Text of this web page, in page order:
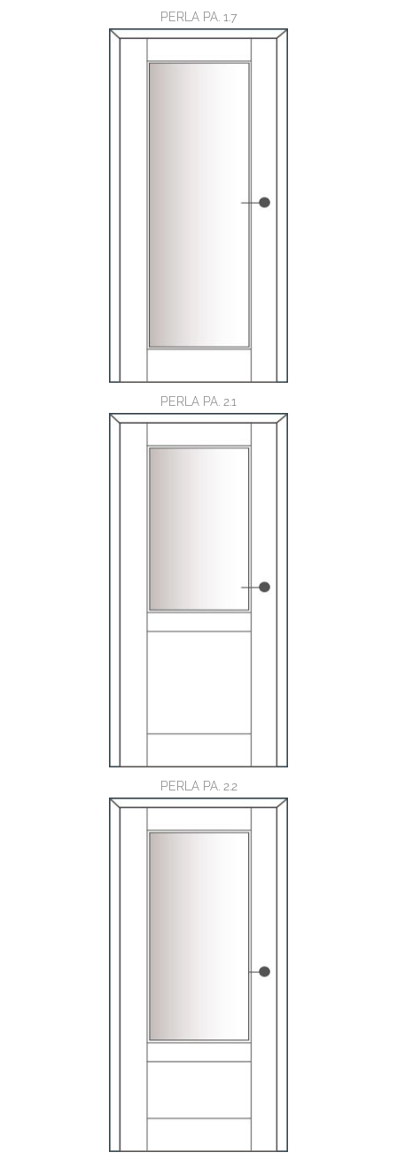
PERLA PA. 1.7
PERLA PA. 2.1
PERLA PA. 2.2